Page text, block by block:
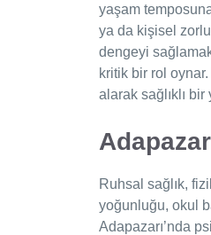
yaşam
ya da kişisel
dengeyi
kritik bir rol
alarak sağlıklı bir
Ruhsal sağlık,
yoğunluğu, okul
Adapazarı’nda